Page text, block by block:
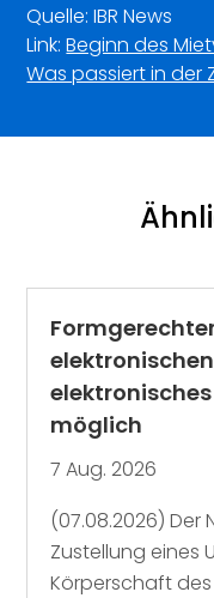
Quelle: IBR News
Link:Beginn des
Was passiert in der
möglich
7 Aug. 2026
(07.08.2026) Der
Zustellung eines
Körperschaft